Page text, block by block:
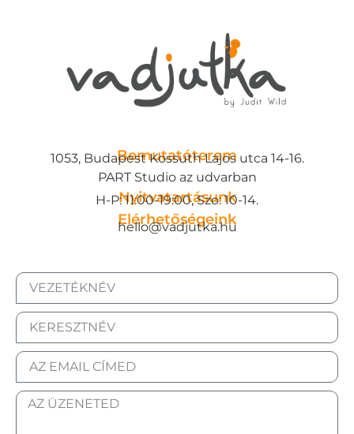
Bemutatóterem
1053, Budapest Kossuth Lajos utca 14-16.
PART Studio az udvarban
Nyitvatartásunk
H-P: 11:00-19:00, Szo: 10-14.
Elérhetőségeink
hello@vadjutka.hu